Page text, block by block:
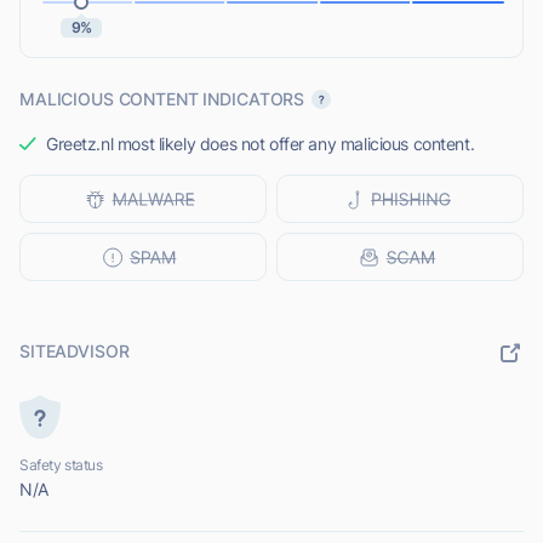
9%
MALICIOUS CONTENT INDICATORS
Greetz.nl most likely does not offer any malicious content.
SITEADVISOR
Safety status
N/A